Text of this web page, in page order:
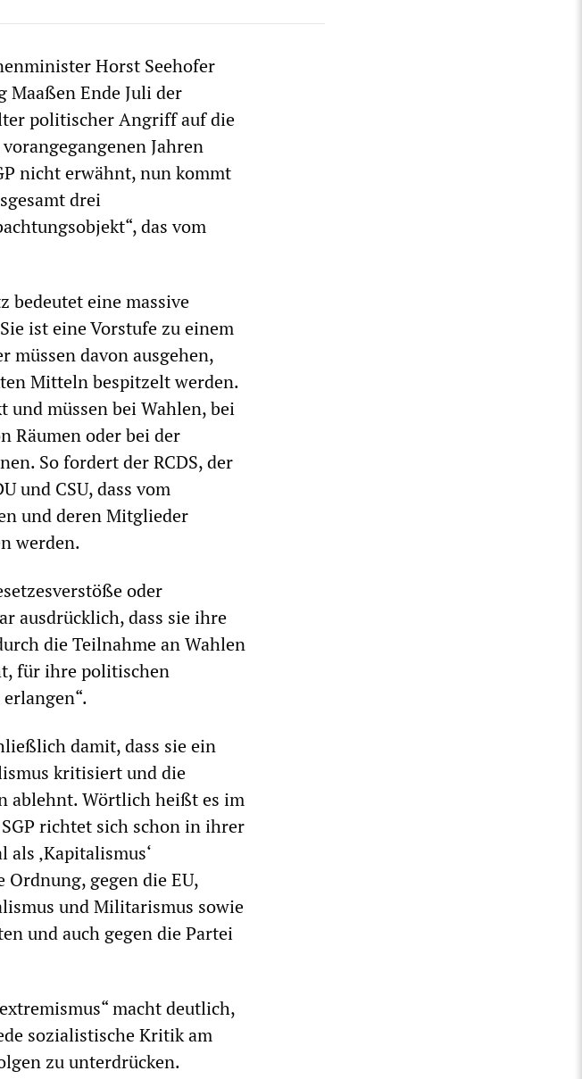
Horst Seehofer
Maaßen Ende Juli der
politischer Angriff auf die
Jahren
nicht erwähnt, nun kommt
drei
das vom
bedeutet eine massive
ist eine Vorstufe zu einem
müssen davon ausgehen,
Mitteln bespitzelt werden.
und müssen bei Wahlen, bei
Räumen oder bei der
So fordert der RCDS, der
und CSU, dass vom
und deren Mitglieder
werden.
oder
ausdrücklich, dass sie ihre
die Teilnahme an Wahlen
für ihre politischen
damit, dass sie ein
kritisiert und die
ablehnt. Wörtlich heißt es im
richtet sich schon in ihrer
‚Kapitalismus‘
gegen die EU,
und Militarismus sowie
und auch gegen die Partei
macht deutlich,
sozialistische Kritik am
zu unterdrücken.